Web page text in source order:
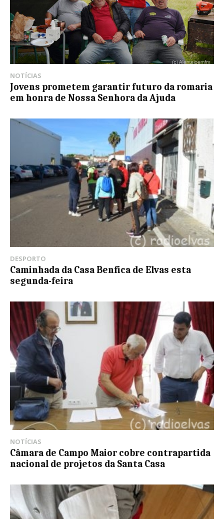
NOTÍCIAS
Jovens prometem garantir futuro da romaria
em honra de Nossa Senhora da Ajuda
DESPORTO
Caminhada da Casa Benfica de Elvas esta
segunda-feira
NOTÍCIAS
Câmara de Campo Maior cobre contrapartida
nacional de projetos da Santa Casa